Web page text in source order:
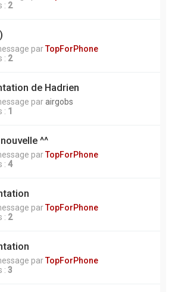
: 2
parTopForPhone
: 2
de Hadrien
parairgobs
: 1
^^
parTopForPhone
: 4
parTopForPhone
: 2
parTopForPhone
: 3